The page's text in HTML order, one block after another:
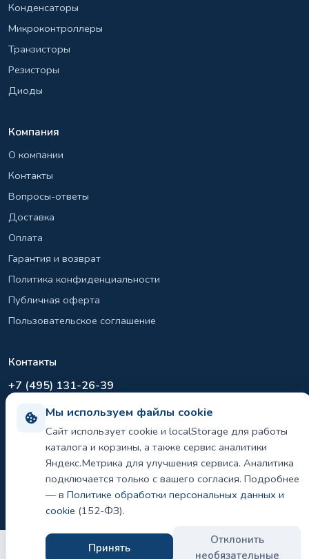
Мы используем файлы cookie
Сайт использует cookie и localStorage для работы
каталога и корзины, а также сервис аналитики
Яндекс.Метрика для улучшения сервиса. Аналитика
подключается только с вашего согласия. Подробнее
— в Политике обработки персональных данных и
cookie (152-ФЗ).
Принять
Отклонить
необязательные
Конденсаторы
Микроконтроллеры
Транзисторы
Резисторы
Диоды
Компания
О компании
Контакты
Вопросы-ответы
Доставка
Оплата
Гарантия и возврат
Политика конфиденциальности
Публичная оферта
Пользовательское соглашение
Контакты
+7 (495) 131-26-39
info@el-sirius.ru
МО, г. Раменское, ул. Карла Маркса
Склад: Шереметьево, Московская область
2026 ООО «ЭЛ-СИРИУС». Все права защищены.
Политика конфиденциальности и использования cookie